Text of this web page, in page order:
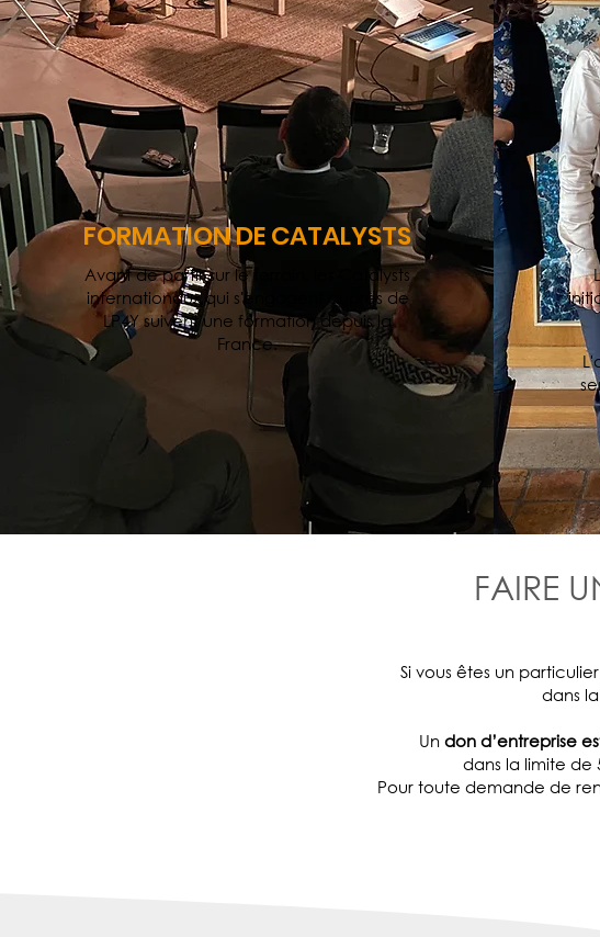
FORMATION DE CATALYSTS
Avant de partir sur le terrain, les Catalysts
internationaux qui s'engagent auprès de
LP4Y suivent une formation depuis la
France.
FAIRE
Si vous êtes un
dans
Un don d’entreprise
dans la limite de
Pour toute demande de